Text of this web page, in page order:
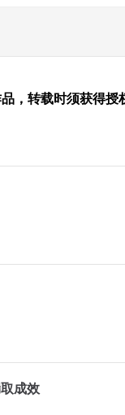
，转载时须获得
成效